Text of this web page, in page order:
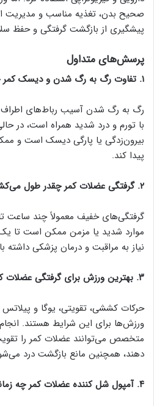
صحیح بدن، تغذیه مناسب و مدیریت
پیشگیری از بازگشت گرفتگی و حفظ
پرسش‌های متداول
۱. تفاوت رگ به رگ شدن و دیسک کمر چیست؟
رگ به رگ شدن آسیب رباط‌های
با تورم و درد شدید همراه است، در
بیرون‌زدگی یا پارگی دیسک است و
پیدا کند.
۲. گرفتگی عضلات کمر چقدر طول می‌کشد؟
گرفتگی‌های خفیف معمولاً چند ساعت تا
موارد شدید یا مزمن ممکن است تا
نیاز به مراقبت و درمان پزشکی داشته
۳. بهترین ورزش برای گرفتگی عضلات کمر کدام است؟
حرکات کششی، تقویتی، یوگا و
ورزش‌ها برای این شرایط هستند.
متخصص می‌توانند عضلات کمر را
دهند، همچنین مانع بازگشت درد
۴. آمپول شل کننده عضلات کمر چه زمانی استفاده می‌شود؟